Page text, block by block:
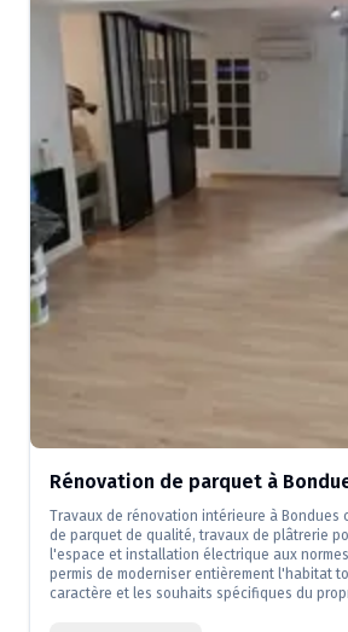
Rénovation de parquet à
Travaux de rénovation intérieure à Bondues
de parquet de qualité, travaux de plâtrerie
l'espace et installation électrique aux
permis de moderniser entièrement l'habitat
caractère et les souhaits spécifiques du